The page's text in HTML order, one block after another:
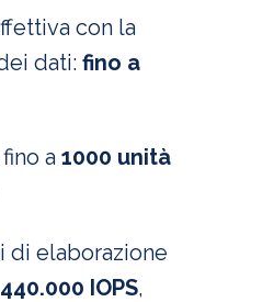
con la
dati: fino a
a 1000 unità
di elaborazione
440.000 IOPS,